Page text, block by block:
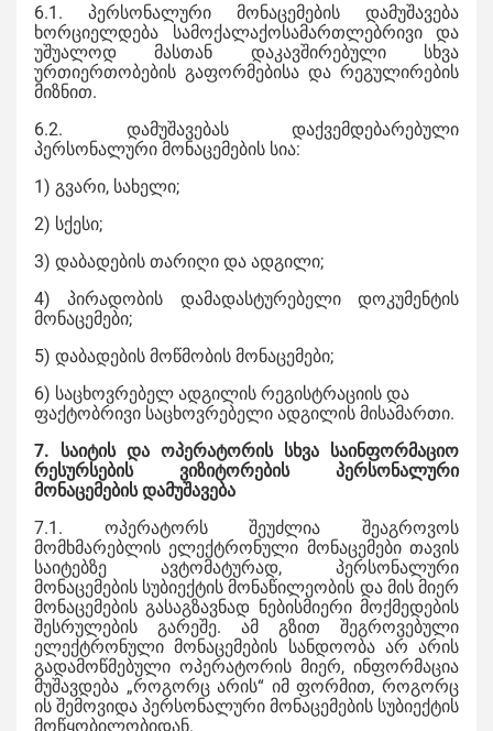
6.1. პერსონალური მონაცემების დამუშავება
ხორციელდება სამოქალაქოსამართლებრივი და
უშუალოდ მასთან დაკავშირებული სხვა
ურთიერთობების გაფორმებისა და რეგულირების
მიზნით.
6.2. დამუშავებას დაქვემდებარებული
პერსონალური მონაცემების სია:
1) გვარი, სახელი;
2) სქესი;
3) დაბადების თარიღი და ადგილი;
4) პირადობის დამადასტურებელი დოკუმენტის
მონაცემები;
5) დაბადების მოწმობის მონაცემები;
6) საცხოვრებელ ადგილის რეგისტრაციის და
ფაქტობრივი საცხოვრებელი ადგილის მისამართი.
7. საიტის და ოპერატორის სხვა საინფორმაციო
რესურსების ვიზიტორების პერსონალური
მონაცემების დამუშავება
7.1. ოპერატორს შეუძლია შეაგროვოს
მომხმარებლის ელექტრონული მონაცემები თავის
საიტებზე ავტომატურად, პერსონალური
მონაცემების სუბიექტის მონაწილეობის და მის მიერ
მონაცემების გასაგზავნად ნებისმიერი მოქმედების
შესრულების გარეშე. ამ გზით შეგროვებული
ელექტრონული მონაცემების სანდოობა არ არის
გადამოწმებული ოპერატორის მიერ, ინფორმაცია
მუშავდება „როგორც არის“ იმ ფორმით, როგორც
ის შემოვიდა პერსონალური მონაცემების სუბიექტის
მოწყობილობიდან.